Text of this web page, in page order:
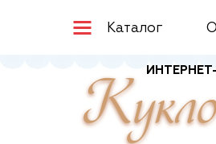
Каталог